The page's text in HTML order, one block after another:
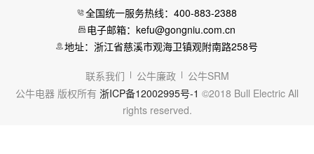
全国统一服务热线：400-883-2388
电子邮箱：kefu@gongniu.com.cn
地址：浙江省慈溪市观海卫镇观附南路258号
联系我们 公牛廉政
公牛SRM
公牛电器 版权所有 浙ICP备12002995号-1 ©2018 Bull Electric All
rights reserved.